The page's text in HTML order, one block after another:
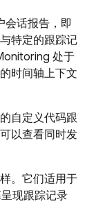
会话报告，即
特定的跟踪记
处于
时间轴上下文
自定义代码跟
以查看同时发
。它们适用于
现跟踪记录